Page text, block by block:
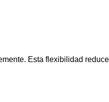
Esta flexibilidad